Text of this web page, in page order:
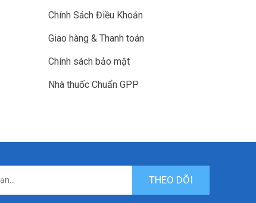
Chính Sách Điều Khoản
Giao hàng & Thanh toán
Chính sách bảo mật
Nhà thuốc Chuẩn GPP
THEO DÕI